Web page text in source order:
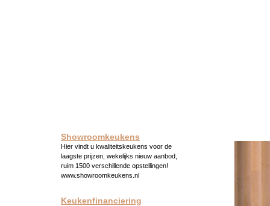
Showroomkeukens
Hier vindt u kwaliteitskeukens voor de
laagste prijzen, wekelijks nieuw aanbod,
ruim 1500 verschillende opstellingen!
www.showroomkeukens.nl
Keukenfinanciering